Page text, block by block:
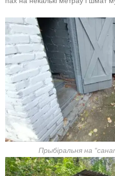
Прыбіральня на